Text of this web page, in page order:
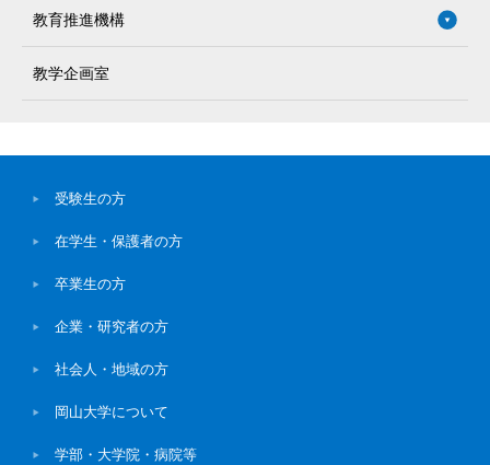
教育推進機構
教学企画室
受験生の方
在学生・保護者の方
卒業生の方
企業・研究者の方
社会人・地域の方
岡山大学について
学部・大学院・病院等